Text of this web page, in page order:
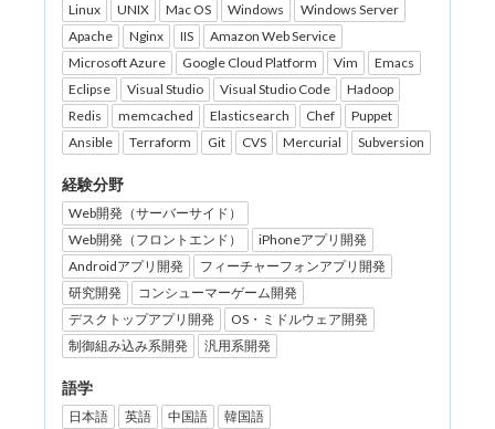
Linux UNIX Mac OS Windows
Windows Server
Apache
Nginx IIS
Amazon Web Service
Microsoft Azure
Google Cloud Platform Vim
Emacs
Eclipse
Visual Studio Visual Studio Code
Hadoop
Redis
memcached Elasticsearch Chef
Puppet
Ansible
Terraform Git CVS Mercurial Subversion
経験分野
Web開発（サーバーサイド）
Web開発（フロントエンド）
iPhoneアプリ開発
Androidアプリ開発
フィーチャーフォンアプリ開発
研究開発
コンシューマーゲーム開発
デスクトップアプリ開発
OS・ミドルウェア開発
制御組み込み系開発
汎用系開発
語学
日本語 英語 中国語 韓国語